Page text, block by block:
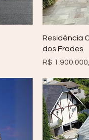
Residência
dos Frades
Preço
R$